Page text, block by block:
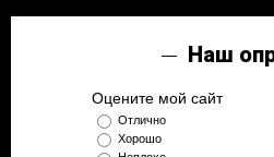
Наш
Оцените мой сайт
Отлично
Хорошо